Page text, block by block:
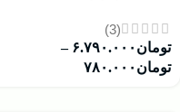
(3)
تومان ۶.۷۹۰.۰۰۰ –
تومان ۷۸۰.۰۰۰